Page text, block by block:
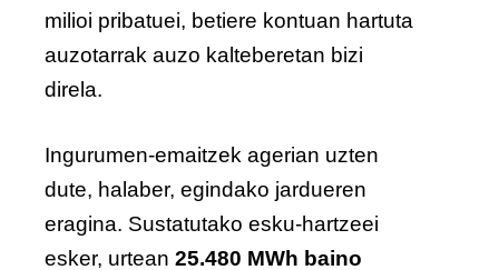
milioi pribatuei, betiere kontuan hartuta
auzotarrak auzo kalteberetan bizi
direla.
Ingurumen-emaitzek agerian uzten
dute, halaber, egindako jardueren
eragina. Sustatutako esku-hartzeei
esker, urtean 25.480 MWh baino